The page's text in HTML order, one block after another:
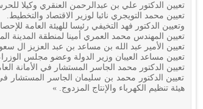
تعيين الدكتور علي بن عبدالرحمن العنقري وكيلا
‏تعيين محمد التويجري نائبا لوزير الاقتصاد والتخطيط.
وتعيين الدكتور فهد التخيفي رئيسا للهيئة العامة
تعيين المهندس محمد العمري أمينا لمنطقة المدينة
تعيين الأمير عبد الله بن مساعد بن عبد العزيز ال
تعيين مساعد العيبان وزير الدولة وعضو مجلس
‏تعيين الدكتور محمد الجاسر المستشار في الأمانة
‏تعيين الدكتور محمد بن سليمان الجاسر المستشار
هيئة تنظيم الكهرباء والإنتاج المزدوج. »